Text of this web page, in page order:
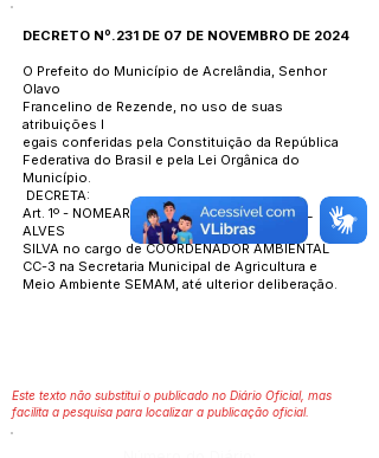
DECRETO Nº.231 DE 07 DE NOVEMBRO DE 2024
O Prefeito do Município de Acrelândia, Senhor
Olavo
Francelino de Rezende, no uso de suas
atribuições l
egais conferidas pela Constituição da República
Federativa do Brasil e pela Lei Orgânica do
Município.
DECRETA:
Art. 1º - NOMEAR o senhor WESLEY GABRIEL
ALVES
SILVA no cargo de COORDENADOR AMBIENTAL
CC-3 na Secretaria Municipal de Agricultura e
Meio Ambiente SEMAM, até ulterior deliberação.
Este texto não substitui o publicado no Diário Oficial, mas
facilita a pesquisa para localizar a publicação oficial.